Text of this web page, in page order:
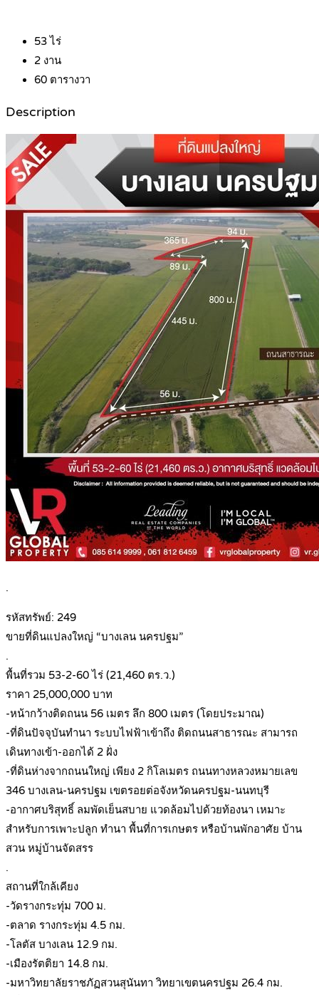
53ไร่
2 งาน
60 ตารางวา
Description
.
รหัสทรัพย์: 249
ขายที่ดินแปลงใหญ่ “บางเลน นครปฐม”
.
พื้นที่รวม 53-2-60 ไร่ (21,460 ตร.ว.)
ราคา 25,000,000 บาท
-หน้ากว้างติดถนน 56 เมตร ลึก 800 เมตร (โดยประมาณ)
-ที่ดินปัจจุบันทำนา ระบบไฟฟ้าเข้าถึง ติดถนนสาธารณะ สามารถ
เดินทางเข้า-ออกได้ 2 ฝั่ง
-ที่ดินห่างจากถนนใหญ่ เพียง 2 กิโลเมตร ถนนทางหลวงหมายเลข
346 บางเลน-นครปฐม เขตรอยต่อจังหวัดนครปฐม-นนทบุรี
-อากาศบริสุทธิ์ ลมพัดเย็นสบาย แวดล้อมไปด้วยท้องนา เหมาะ
สำหรับการเพาะปลูก ทำนา พื้นที่การเกษตร หรือบ้านพักอาศัย บ้าน
สวน หมู่บ้านจัดสรร
.
สถานที่ใกล้เคียง
-วัดรางกระทุ่ม 700 ม.
-ตลาด รางกระทุ่ม 4.5 กม.
-โลตัส บางเลน 12.9 กม.
-เมืองรัตติยา 14.8 กม.
-มหาวิทยาลัยราชภัฏสวนสุนันทา วิทยาเขตนครปฐม 26.4 กม.